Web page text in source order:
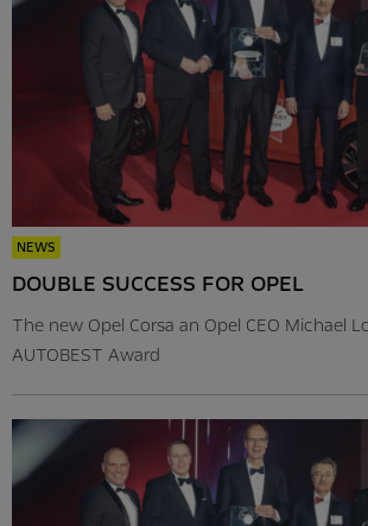
NEWS
DOUBLE SUCCESS FOR OPEL
The new Opel Corsa an Opel CEO Michael
AUTOBEST Award